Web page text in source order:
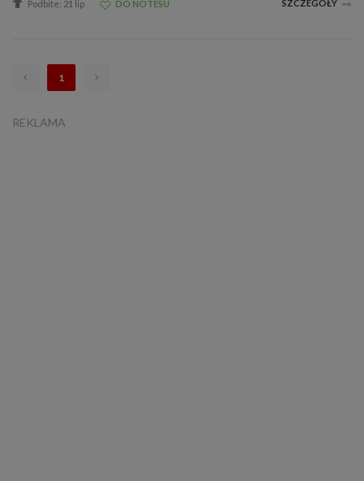
Podbite: 21 lip DO NOTESU SZCZEGÓŁY
1
REKLAMA